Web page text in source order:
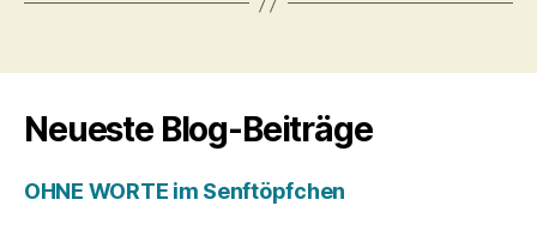
Neueste Blog-Beiträge
OHNE WORTE im Senftöpfchen